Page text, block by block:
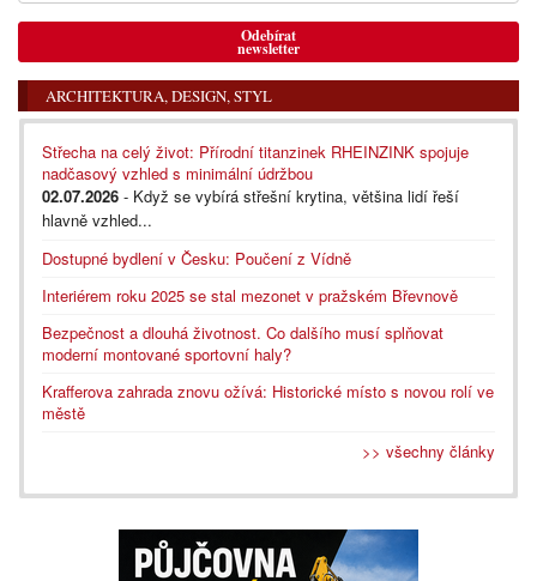
Odebírat
newsletter
ARCHITEKTURA, DESIGN, STYL
Střecha na celý život: Přírodní titanzinek RHEINZINK spojuje
nadčasový vzhled s minimální údržbou
02.07.2026 - Když se vybírá střešní krytina, většina lidí řeší
hlavně vzhled...
Dostupné bydlení v Česku: Poučení z Vídně
Interiérem roku 2025 se stal mezonet v pražském Břevnově
Bezpečnost a dlouhá životnost. Co dalšího musí splňovat
moderní montované sportovní haly?
Krafferova zahrada znovu ožívá: Historické místo s novou rolí ve
městě
>> všechny články